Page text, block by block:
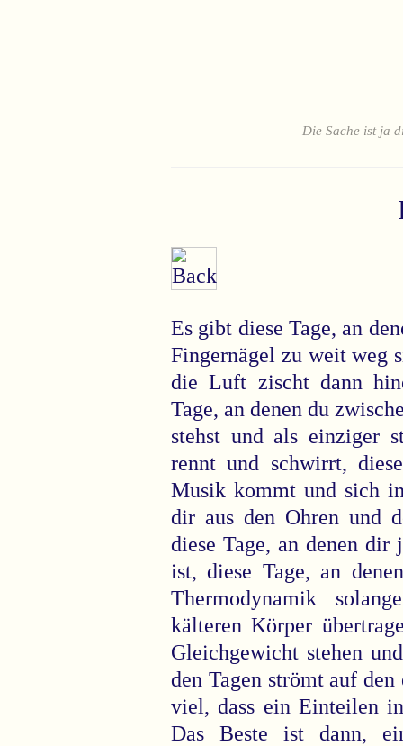
Die Sache ist ja
Es gibt diese Tage, an
Fingernägel zu weit weg
die Luft zischt dann
Tage, an denen du
stehst und als einziger
rennt und schwirrt,
Musik kommt und sich
dir aus den Ohren und
diese Tage, an denen dir
ist, diese Tage, an
Thermodynamik
kälteren Körper
Gleichgewicht stehen
den Tagen strömt auf
viel, dass ein Einteilen
Das Beste ist dann,